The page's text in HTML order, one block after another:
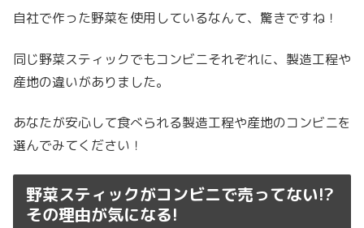
自社で作った野菜を使用しているなんて、驚きですね！
同じ野菜スティックでもコンビニそれぞれに、製造工程や
産地の違いがありました。
あなたが安心して食べられる製造工程や産地のコンビニを
選んでみてください！
野菜スティックがコンビニで売ってない!?
その理由が気になる!